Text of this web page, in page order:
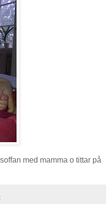
med mamma o tittar på